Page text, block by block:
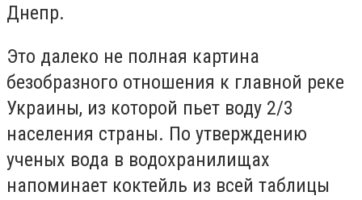
Днепр.
Это далеко не полная картина
безобразного отношения к главной реке
Украины, из которой пьет воду 2/3
населения страны. По утверждению
ученых вода в водохранилищах
напоминает коктейль из всей таблицы